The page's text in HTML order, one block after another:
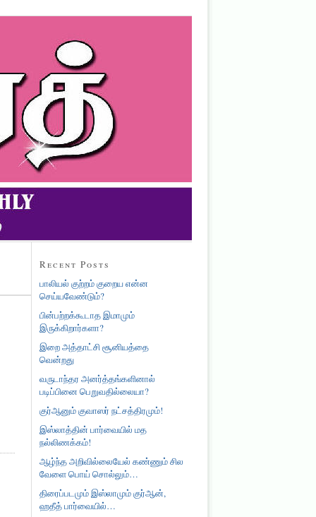
Recent Posts
பாலியல் குற்றம் குறைய என்ன
செய்யவேண்டும்?
பின்பற்றக்கூடாத இமாமும்
இருக்கிறார்களா?
இறை அத்தாட்சி சூனியத்தை
வென்றது
வருடாந்தர அனர்த்தங்களினால்
படிப்பினை பெறுவதில்லையா?
குர்ஆனும் குவாஸர் நட்சத்திரமும்!
இஸ்லாத்தின் பார்வையில் மத
நல்லிணக்கம்!
ஆழ்ந்த அறிவில்லையேல் கண்ணும் சில
வேளை பொய் சொல்லும்…
திரைப்படமும் இஸ்லாமும் குர்ஆன்,
ஹதீத் பார்வையில்…